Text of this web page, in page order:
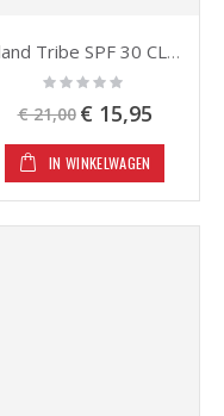
Island Tribe SPF 30 CLEAR GEL SPRAY 125ML
Rating:
0%
€ 21,00 Speciale
prijs
€ 15,95
IN WINKELWAGEN